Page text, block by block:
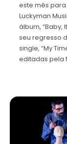
este mês
Luckyman
álbum, “Baby,
seu regresso
single, “My
editadas pela